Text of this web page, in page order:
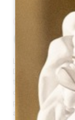
Le vignoble du
David Beaulieu
toujours en son
de son terroir qui
propriété a ainsi
avec une